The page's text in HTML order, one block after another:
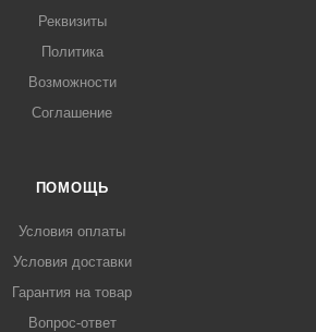
Реквизиты
Политика
Возможности
Соглашение
ПОМОЩЬ
Условия оплаты
Условия доставки
Гарантия на товар
Вопрос-ответ